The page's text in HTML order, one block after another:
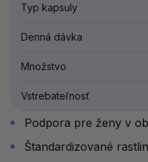
Podpora pre ženy v
Štandardizované
Typ kapsuly
Denná dávka
Množstvo
Vstrebateľnosť